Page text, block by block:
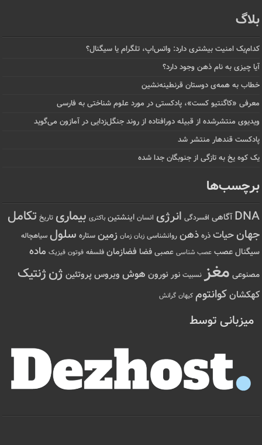
بلاگ
کدام‌یک امنیت بیشتری دارد: واتس‌اپ، تلگرام یا سیگنال؟
آیا چیزی به نام ذهن وجود دارد؟
خطاب به همه‌ی دوستان قرنطینه‌نشین
معرفی «کاگنتیو کست»، پادکستی در مورد علوم شناختی به فارسی
ویدیوی منتشرشده از قبیله دورافتاده‌ از روند جنگل‌زدایی در آمازون می‌گوید
پادکست قندهار منتشر شد
یک کوه یخ به تازگی از جنوبگان جدا شده
برچسب‌ها
DNA آگاهی افسردگی انرژی انسان اینشتین باکتری بیماری تاریخ تکامل
جهانحیات ذره ذهن روانشناسی زبان زمان زمین ستاره سلول سیاهچاله
سیگنال عصب عصب شناسی عصبی فضا فضازمان فلسفه فوتون فیزیک ماده
مصنوعی مغز نسبیت نور نورون هوش ویروس پروتئین ژنژنتیک
کهکشانکوانتوم کیهان گرانش
میزبانی توسط